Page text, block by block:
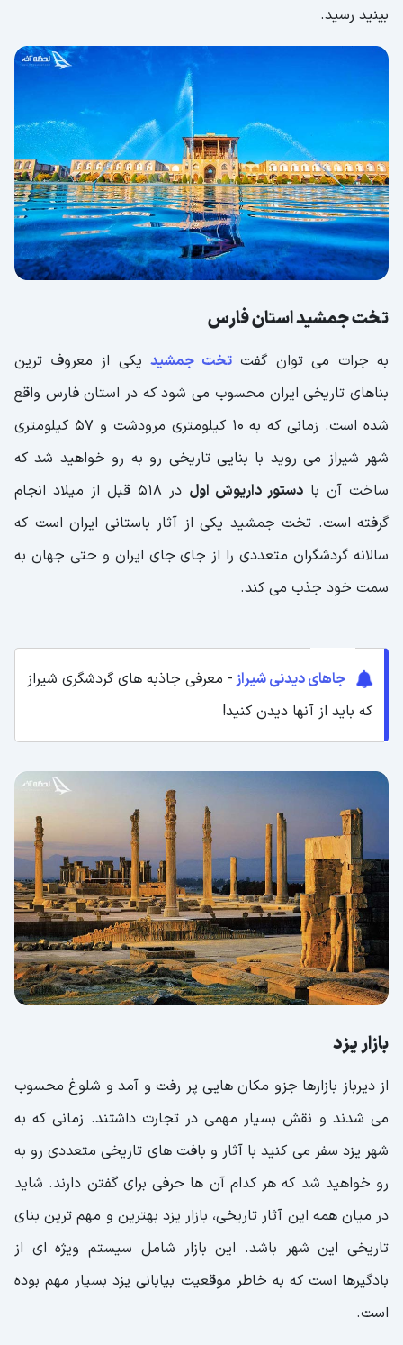
بینید رسید.
تخت جمشید استان فارس
به جرات می توان گفتتخت جمشید یکی از معروف ترین
بناهای تاریخی ایران محسوب می شود که در استان فارس واقع
شده است. زمانی که به 10 کیلومتری مرودشت و 57 کیلومتری
شهر شیراز می روید با بنایی تاریخی رو به رو خواهید شد که
ساخت آن بادستور داریوش اول
در 518 قبل از میلاد انجام
گرفته است. تخت جمشید یکی از آثار باستانی ایران است که
سالانه گردشگران متعددی را از جای جای ایران و حتی جهان به
سمت خود جذب می کند.
جاهای دیدنی شیراز - معرفی جاذبه های گردشگری شیراز
که باید از آنها دیدن کنید!
بازار یزد
از دیرباز بازارها جزو مکان هایی پر رفت و آمد و شلوغ محسوب
می شدند و نقش بسیار مهمی در تجارت داشتند. زمانی که به
شهر یزد سفر می کنید با آثار و بافت های تاریخی متعددی رو به
رو خواهید شد که هر کدام آن ها حرفی برای گفتن دارند. شاید
در میان همه این آثار تاریخی، بازار یزد بهترین و مهم ترین بنای
تاریخی این شهر باشد. این بازار شامل سیستم ویژه ای از
بادگیرها است که به خاطر موقعیت بیابانی یزد بسیار مهم بوده
است.